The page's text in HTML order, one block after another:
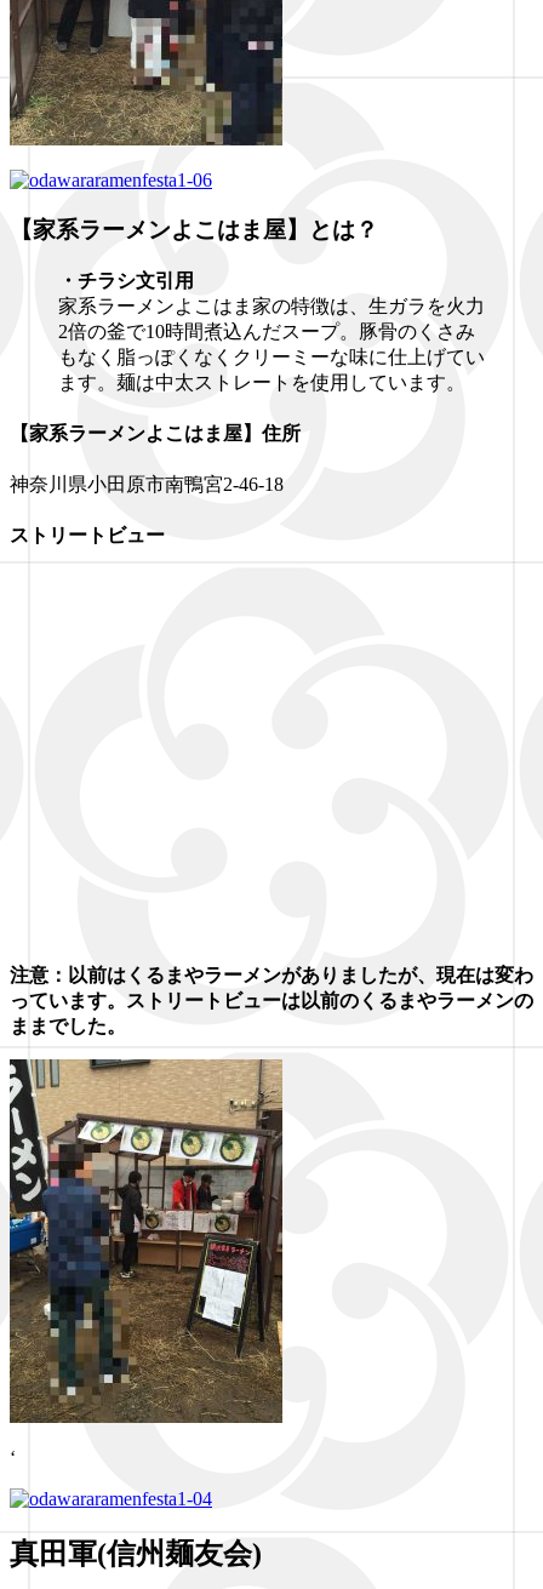
【家系ラーメンよこはま屋】とは？
・チラシ文引用
家系ラーメンよこはま家の特徴は、生ガラを火力
2倍の釜で10時間煮込んだスープ。豚骨のくさみ
もなく脂っぽくなくクリーミーな味に仕上げてい
ます。麺は中太ストレートを使用しています。
【家系ラーメンよこはま屋】住所
神奈川県小田原市南鴨宮2-46-18
ストリートビュー
注意：以前はくるまやラーメンがありましたが、現在は変わ
っています。ストリートビューは以前のくるまやラーメンの
ままでした。
‘
真田軍(信州麺友会)